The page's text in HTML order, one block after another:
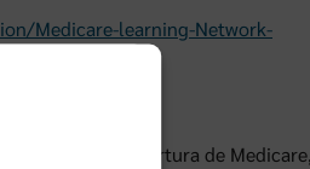
Medicare-learning-Network-
C y D de tu cobertura de